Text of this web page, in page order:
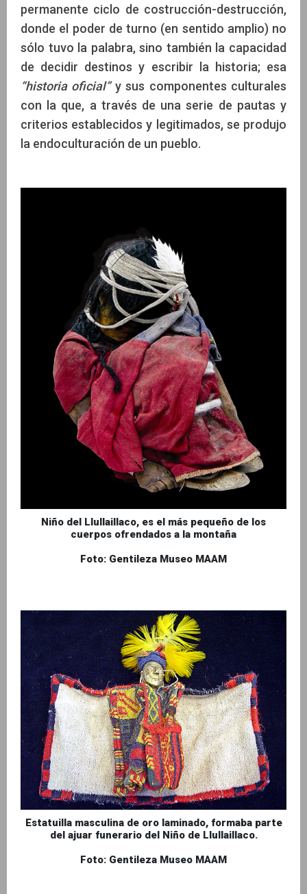
permanente ciclo de costrucción-destrucción,
donde el poder de turno (en sentido amplio) no
sólo tuvo la palabra, sino también la capacidad
de decidir destinos y escribir la historia; esa
“historia oficial”y sus componentes culturales
con la que, a través de una serie de pautas y
criterios establecidos y legitimados, se produjo
la endoculturación de un pueblo.
Niño del Llullaillaco, es el más pequeño de los
cuerpos ofrendados a la montaña
Foto: Gentileza Museo MAAM
Estatuilla masculina de oro laminado, formaba parte
del ajuar funerario del Niño de Llullaillaco.
Foto: Gentileza Museo MAAM